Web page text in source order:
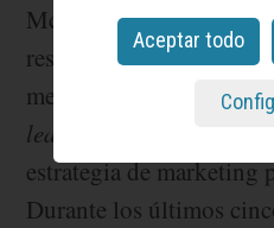
McDonald’s y ha
responsabilidades tanto
mercados globales,
lead
del segmento
estrategia de marketing
Durante los últimos
Aceptar todo